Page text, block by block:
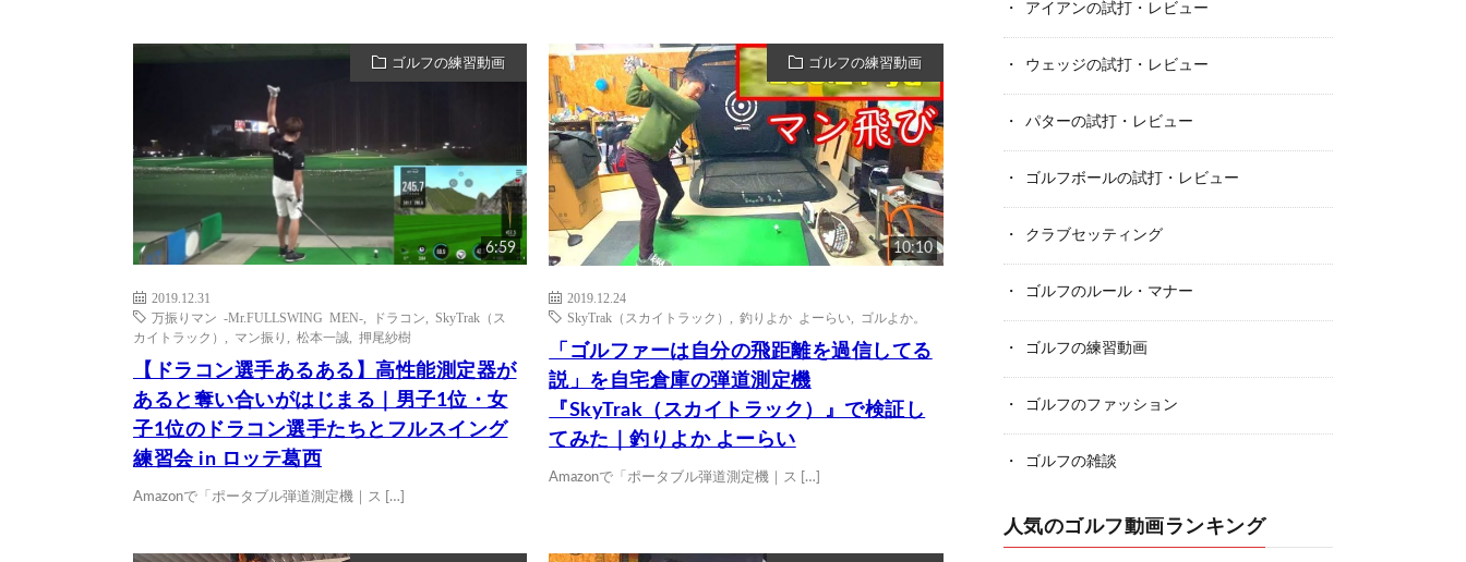
ゴルフの練習動画
6:59
2019.12.31
万振りマン -Mr.FULLSWING MEN-
ドラコン
SkyTrak（ス
カイトラック）
マン振り 松本一誠 押尾紗樹
【ドラコン選手あるある】高性能測定器が
あると奪い合いがはじまる｜男子1位・女
子1位のドラコン選手たちとフルスイング
練習会 in ロッテ葛西
Amazonで「ポータブル弾道測定機｜ス […]
ゴルフの練習動画
10:10
2019.12.24
SkyTrak（スカイトラック）
,釣りよか よーらい ゴルよか。
「ゴルファーは自分の飛距離を過信してる
説」を自宅倉庫の弾道測定機
『SkyTrak（スカイトラック）』で検証し
てみた｜釣りよか よーらい
Amazonで「ポータブル弾道測定機｜ス […]
アイアンの試打・レビュー
ウェッジの試打・レビュー
パターの試打・レビュー
ゴルフボールの試打・レビュー
クラブセッティング
ゴルフのルール・マナー
ゴルフの練習動画
ゴルフのファッション
ゴルフの雑談
人気のゴルフ動画ランキング